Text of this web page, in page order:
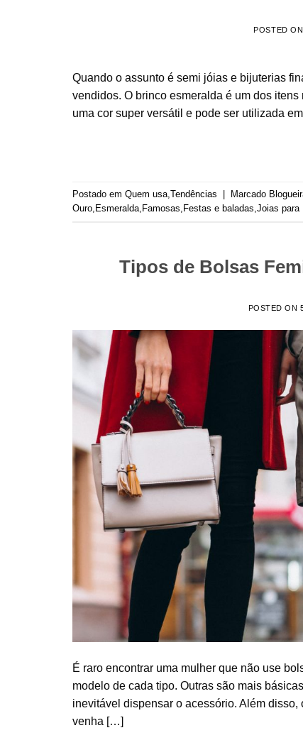
POSTED ON
Quando o assunto é semi jóias e bijuterias
vendidos. O brinco esmeralda é um dos
uma cor super versátil e pode ser utilizada
Postado em Quem usa Tendências Marcado
Ouro Esmeralda Famosas Festas e baladas Joias para
Tipos de Bolsas
POSTED ON
É raro encontrar uma mulher que não use
modelo de cada tipo. Outras são mais
inevitável dispensar o acessório. Além
venha […]